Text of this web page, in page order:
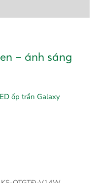
– ánh sáng
ốp trần Galaxy